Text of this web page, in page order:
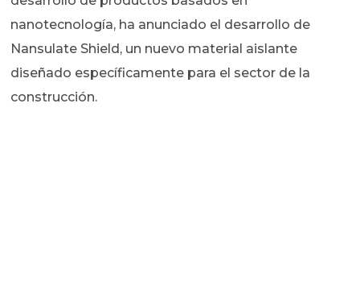
nanotecnología, ha anunciado el desarrollo de
Nansulate Shield, un nuevo material aislante
diseñado específicamente para el sector de la
construcción.